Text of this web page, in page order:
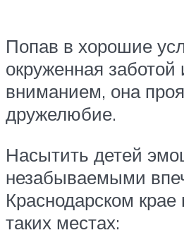
Попав в хорошие
окруженная
вниманием, она
дружелюбие.
Насытить детей
незабываемыми
Краснодарском
таких местах: